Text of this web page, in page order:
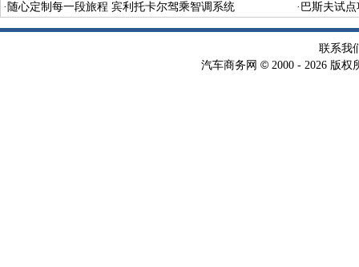
· 随心定制每一段旅程 宾利托卡尔驾乘智调系统 · 巴斯夫试
术
联系我
汽车商务网 © 2000 - 2026 版权